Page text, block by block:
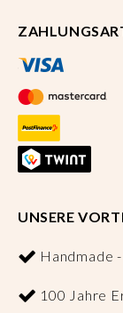
UNSERE
Handmade
100 Jahre